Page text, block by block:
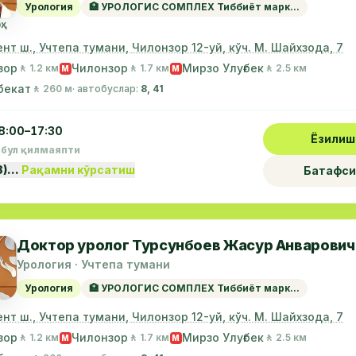
Урология 🏥 УРОЛОГИС СОМПЛЕХ Тиббиёт марк...
ш., Учтепа тумани, Чилонзор 12-уй, кўч. М. Шайхзода, 7
🚶 1.2 км М Чилонзор 🚶 1.7 км М Мирзо Улуғбек 🚶 2.5 км
🚶 260 м· автобуслар: 8, 41
қилмаяпти
Рақамни кўрсатиш
Ёзилиш
Доктор уролог Турсунбоев Жасур Анварович
Урология · Учтепа тумани
Урология 🏥 УРОЛОГИС СОМПЛЕХ Тиббиёт марк...
ш., Учтепа тумани, Чилонзор 12-уй, кўч. М. Шайхзода, 7
🚶 1.2 км М Чилонзор 🚶 1.7 км М Мирзо Улуғбек 🚶 2.5 км